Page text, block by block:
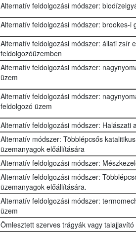
Alternatív feldolgozási módszer:
Alternatív feldolgozási módszer: brookes-i
Alternatív feldolgozási módszer: állati zsír
feldolgozóüzemben
Alternatív feldolgozási módszer:
üzem
Alternatív feldolgozási módszer:
feldolgozó üzem
Alternatív feldolgozási módszer: Halászati
Alternatív módszer: Többlépcsős
üzemanyagok előállítására
Alternatív feldolgozási módszer:
Alternatív feldolgozási módszer:
üzemanyagok előállítására.
Alternatív feldolgozási módszer:
üzem
Ömlesztett szerves trágyák vagy